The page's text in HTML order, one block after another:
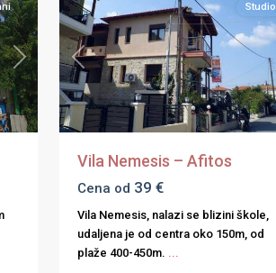
Next Previous
Studio
Vila Nemesis – Afitos
Cena od 39 €
Vila Nemesis, nalazi se blizini škole,
udaljena je od centra oko 150m, od
plaže 400-450m. ...